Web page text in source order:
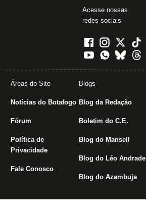
Acesse nossas
redes sociais
Áreas do Site
Notícias do Botafogo
Fórum
Política de
Privacidade
Fale Conosco
Blogs
Blog da Redação
Boletim do C.E.
Blog do Mansell
Blog do Léo Andrade
Blog do Azambuja